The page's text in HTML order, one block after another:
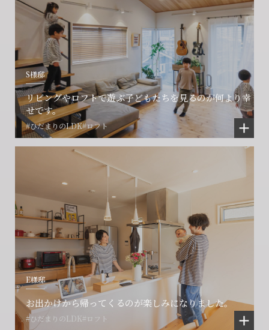
S様邸
リビングやロフトで遊ぶ子どもたちを見るのが何より幸
せです。
#ひだまりのLDK#ロフト
E様邸
お出かけから帰ってくるのが楽しみになりました。
#ひだまりのLDK#ロフト